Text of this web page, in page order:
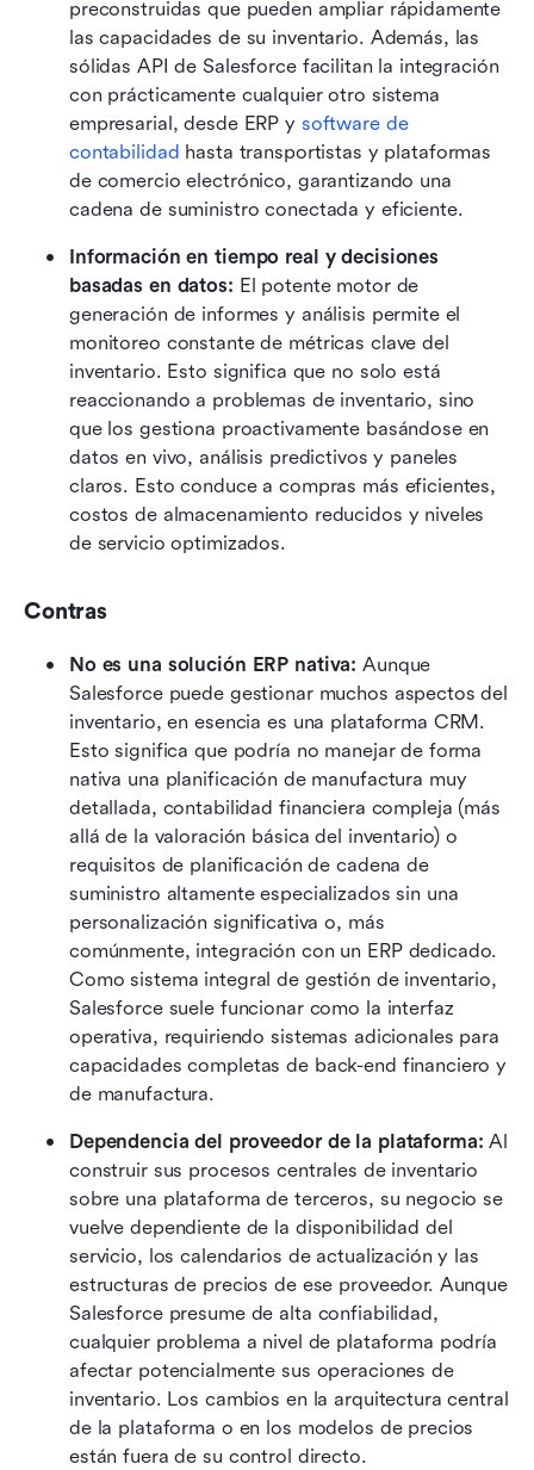
preconstruidas que pueden ampliar rápidamente
las capacidades de su inventario. Además, las
sólidas API de Salesforce facilitan la integración
con prácticamente cualquier otro sistema
empresarial, desde ERP y software de
contabilidad hasta transportistas y plataformas
de comercio electrónico, garantizando una
cadena de suministro conectada y eficiente.
Información en tiempo real y decisiones
basadas en datos: El potente motor de
generación de informes y análisis permite el
monitoreo constante de métricas clave del
inventario. Esto significa que no solo está
reaccionando a problemas de inventario, sino
que los gestiona proactivamente basándose en
datos en vivo, análisis predictivos y paneles
claros. Esto conduce a compras más eficientes,
costos de almacenamiento reducidos y niveles
de servicio optimizados.
Contras
No es una solución ERP nativa: Aunque
Salesforce puede gestionar muchos aspectos del
inventario, en esencia es una plataforma CRM.
Esto significa que podría no manejar de forma
nativa una planificación de manufactura muy
detallada, contabilidad financiera compleja (más
allá de la valoración básica del inventario) o
requisitos de planificación de cadena de
suministro altamente especializados sin una
personalización significativa o, más
comúnmente, integración con un ERP dedicado.
Como sistema integral de gestión de inventario,
Salesforce suele funcionar como la interfaz
operativa, requiriendo sistemas adicionales para
capacidades completas de back-end financiero y
de manufactura.
Dependencia del proveedor de la plataforma: Al
construir sus procesos centrales de inventario
sobre una plataforma de terceros, su negocio se
vuelve dependiente de la disponibilidad del
servicio, los calendarios de actualización y las
estructuras de precios de ese proveedor. Aunque
Salesforce presume de alta confiabilidad,
cualquier problema a nivel de plataforma podría
afectar potencialmente sus operaciones de
inventario. Los cambios en la arquitectura central
de la plataforma o en los modelos de precios
están fuera de su control directo.